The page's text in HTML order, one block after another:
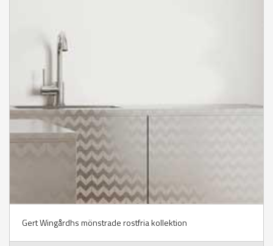
Gert Wingårdhs mönstrade rostfria kollektion